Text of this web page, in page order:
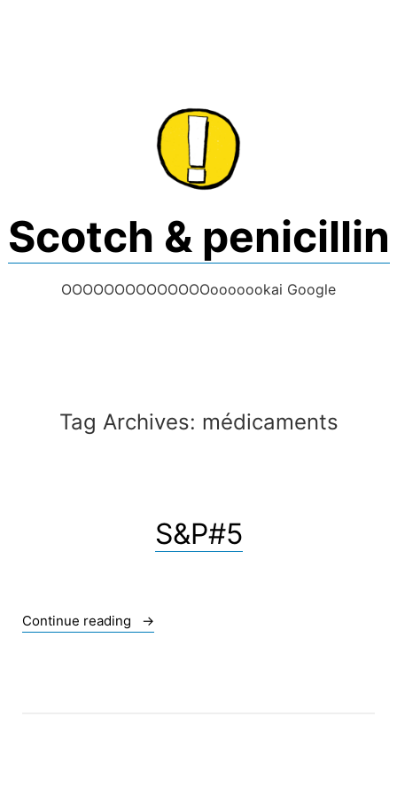
Scotch & penicillin
OOOOOOOOOOOOOOooooookai Google
Tag Archives: médicaments
S&P#5
Continue reading « S&P#5 »